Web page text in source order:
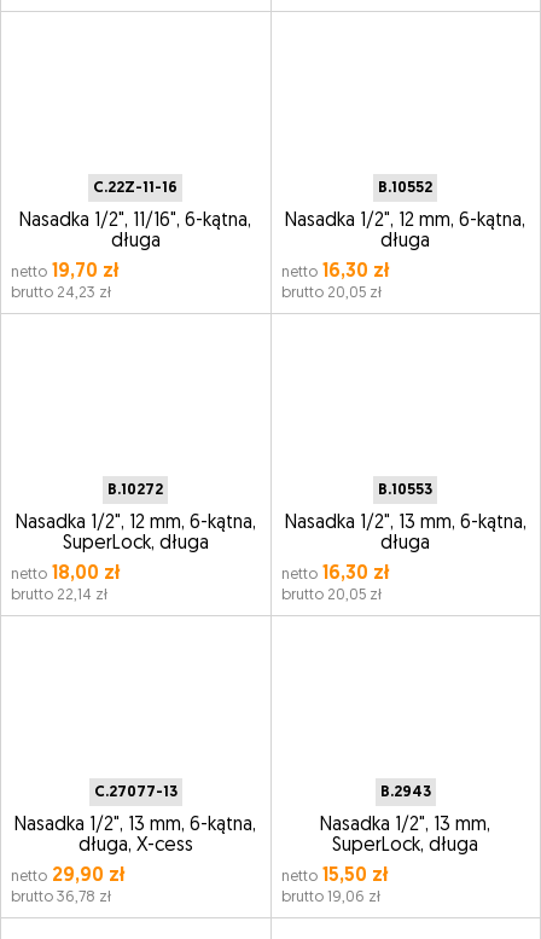
C.22Z-11-16
Nasadka 1/2", 11/16", 6-kątna,
długa
netto 19,70 zł
brutto 24,23 zł
B.10552
Nasadka 1/2", 12 mm, 6-kątna,
długa
netto16,30 zł
brutto 20,05 zł
B.10272
Nasadka 1/2", 12 mm, 6-kątna,
SuperLock, długa
netto 18,00 zł
brutto 22,14 zł
B.10553
Nasadka 1/2", 13 mm, 6-kątna,
długa
netto16,30 zł
brutto 20,05 zł
C.27077-13
Nasadka 1/2", 13 mm, 6-kątna,
długa, X-cess
netto 29,90 zł
brutto 36,78 zł
B.2943
Nasadka 1/2", 13 mm,
SuperLock, długa
netto15,50 zł
brutto 19,06 zł